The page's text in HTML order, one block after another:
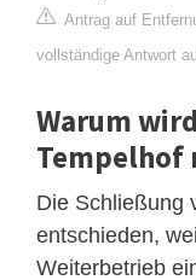
Antrag auf
vollständige Antwort
Warum
Tempelhof
Die Schließung
entschieden,
Weiterbetrieb